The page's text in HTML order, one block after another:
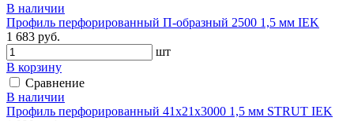
В наличии
Профиль перфорированный П-образный 2500 1,5 мм IEK
1 683 руб.
шт
В корзину
Сравнение
В наличии
Профиль перфорированный 41х21х3000 1,5 мм STRUT IEK